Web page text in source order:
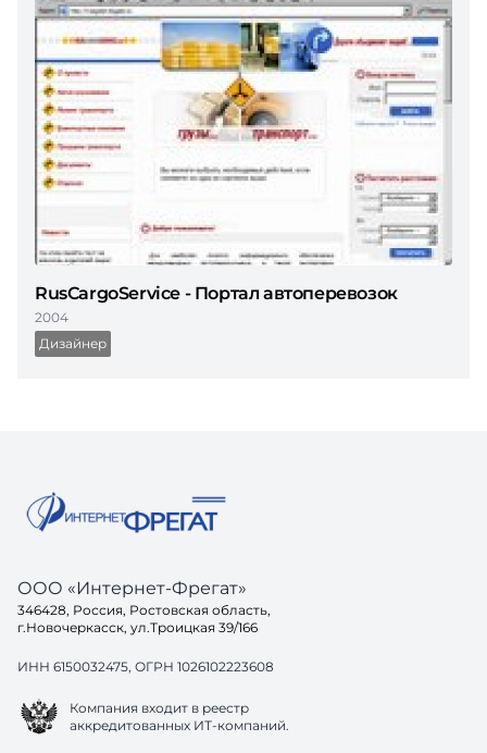
RusCargoService - Портал автоперевозок
2004
Дизайнер
ООО «Интернет-Фрегат»
346428, Россия, Ростовская область,
г.Новочеркасск, ул.Троицкая 39/166
ИНН 6150032475, ОГРН 1026102223608
Компания входит в реестр
аккредитованных ИТ-компаний.